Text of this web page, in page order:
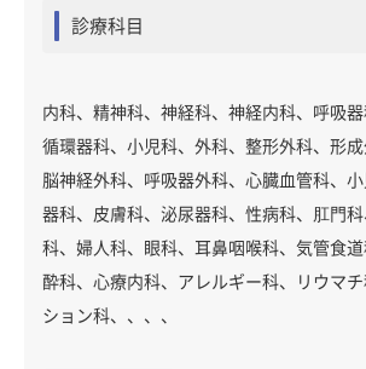
診療科目
内科、精神科、神経科、神経内科、呼吸器
循環器科、小児科、外科、整形外科、形成
脳神経外科、呼吸器外科、心臓血管科、
器科、皮膚科、泌尿器科、性病科、肛門
科、婦人科、眼科、耳鼻咽喉科、気管食
酔科、心療内科、アレルギー科、リウマ
ション科、、、、